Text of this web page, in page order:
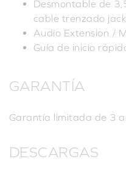
Desmontable de
cable trenzado
Audio Extension /
Guía de inicio
GARANTÍA
Garantía limitada de 3
DESCARGAS